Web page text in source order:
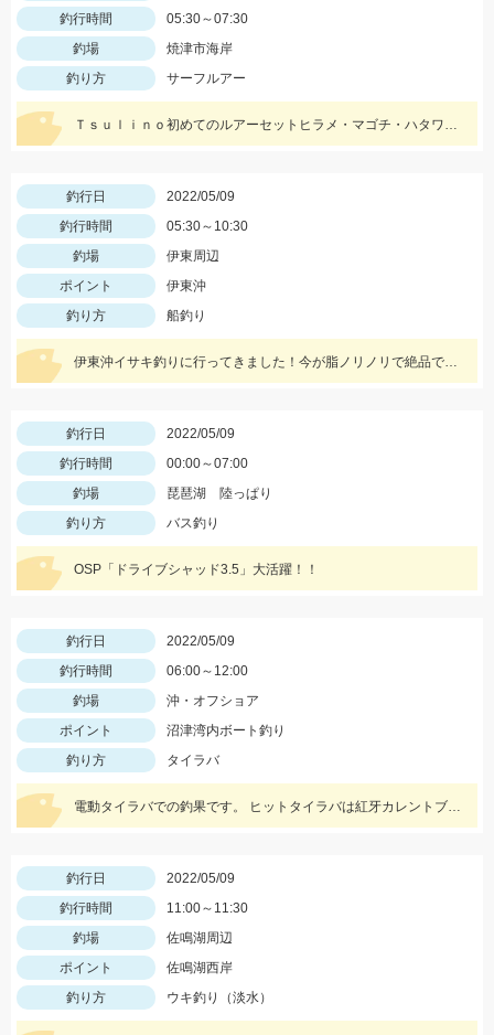
釣行時間
05:30～07:30
釣場
焼津市海岸
釣り方
サーフルアー
Ｔｓｕｌｉｎｏ初めてのルアーセットヒラメ・マゴチ・ハタワームセットにヒット！連休前からヒラメが上がってます！
釣行日
2022/05/09
釣行時間
05:30～10:30
釣場
伊東周辺
ポイント
伊東沖
釣り方
船釣り
伊東沖イサキ釣りに行ってきました！今が脂ノリノリで絶品です。これからジャンボサイズイサキが多くなりますのでおすすめです！
釣行日
2022/05/09
釣行時間
00:00～07:00
釣場
琵琶湖 陸っぱり
釣り方
バス釣り
OSP「ドライブシャッド3.5」大活躍！！
釣行日
2022/05/09
釣行時間
06:00～12:00
釣場
沖・オフショア
ポイント
沼津湾内ボート釣り
釣り方
タイラバ
電動タイラバでの釣果です。 ヒットタイラバは紅牙カレントブレーカートリニティα100ｇギャルピンク＋フィッシュアローリングフラッシャー２’ピンクブルーラメ。
釣行日
2022/05/09
釣行時間
11:00～11:30
釣場
佐鳴湖周辺
ポイント
佐鳴湖西岸
釣り方
ウキ釣り（淡水）